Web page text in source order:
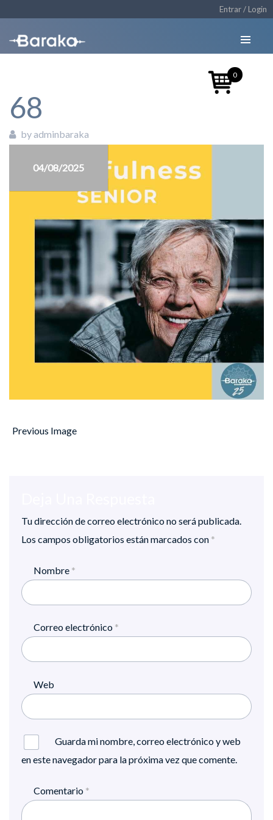
Entrar / Login
68
by adminbaraka
04/08/2025
Previous Image
Tu dirección de correo electrónico no será publicada.
Los campos obligatorios están marcados con *
Nombre *
Correo electrónico *
Web
Guarda mi nombre, correo electrónico y web
en este navegador para la próxima vez que comente.
Comentario *
0